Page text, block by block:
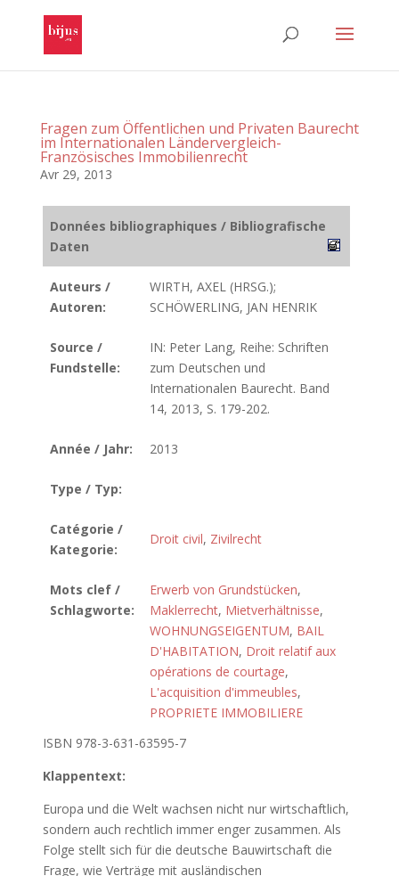
Fragen zum Öffentlichen und Privaten Baurecht
im Internationalen Ländervergleich-
Französisches Immobilienrecht
Avr 29, 2013
Données bibliographiques / Bibliografische
Daten
Auteurs /
Autoren:
WIRTH, AXEL (HRSG.);
SCHÖWERLING, JAN HENRIK
Source /
Fundstelle:
IN: Peter Lang, Reihe: Schriften
zum Deutschen und
Internationalen Baurecht. Band
14, 2013, S. 179-202.
Année / Jahr: 2013
Type / Typ:
Catégorie /
Kategorie:
Droit civil, Zivilrecht
Mots clef /
Schlagworte:
Erwerb von Grundstücken,
Maklerrecht, Mietverhältnisse,
WOHNUNGSEIGENTUM, BAIL
D'HABITATION, Droit relatif aux
opérations de courtage,
L'acquisition d'immeubles,
PROPRIETE IMMOBILIERE
ISBN 978-3-631-63595-7
Klappentext:
Europa und die Welt wachsen nicht nur wirtschaftlich,
sondern auch rechtlich immer enger zusammen. Als
Folge stellt sich für die deutsche Bauwirtschaft die
Frage, wie Verträge mit ausländischen